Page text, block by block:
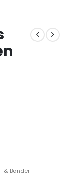
& Bänder